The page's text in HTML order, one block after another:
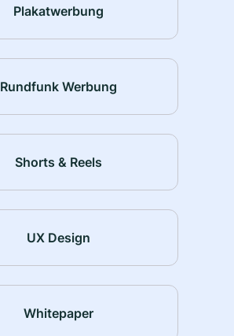
Plakatwerbung
Rundfunk Werbung
Shorts & Reels
UX Design
Whitepaper